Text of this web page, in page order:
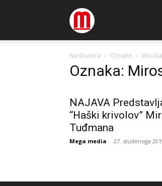
Megamedia
Naslovnica Oznake
Oznaka:
NAJAVA
“Haški krivolov”
Tuđmana
Mega media - 27. studenoga